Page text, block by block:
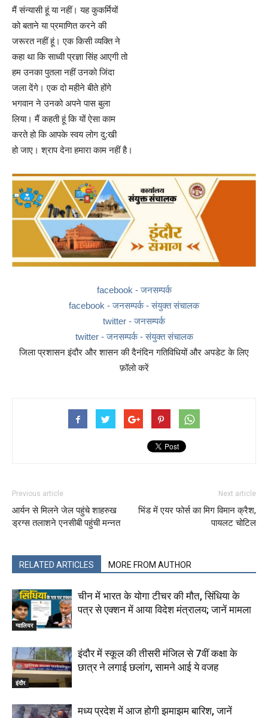
मैं संन्यासी हूं या नहीं। यह कुकर्मियों
को बताने या प्रमाणित करने की
जरूरत नहीं हूं। एक किसी व्यक्ति ने
कहा था कि साध्वी प्रज्ञा सिंह आएगी तो
हम उनका पुतला नहीं उनको जिंदा
जला देंगे। एक दो महीने बीते होंगे
भगवान ने उनको अपने पास बुला
लिया। मैं कहती हूं कि यों ऐसा काम
करते हो कि आपके स्वय लोग दु:खी
हो जाए। श्राप देना हमारा काम नहीं है।
facebook - जनसम्पर्क
facebook - जनसम्पर्क - संयुक्त संचालक
twitter - जनसम्पर्क
twitter - जनसम्पर्क - संयुक्त संचालक
जिला प्रशासन इंदौर और शासन की दैनंदिन गतिविधियों और अपडेट के लिए
फ़ॉलो करें
Previous article
आर्यन से मिलने जेल पहुंचे शाहरुख
ड्रग्स तलाशने एनसीबी पहुंची मन्नत
Next article
भिंड में एयर फोर्स का मिग विमान क्रैश,
पायलट चोटिल
RELATED ARTICLES MORE FROM AUTHOR
ग्वालियर
चीन में भारत के योगा टीचर की मौत, सिंधिया के
पत्र से एक्शन में आया विदेश मंत्रालय; जानें मामला
इंदौर
इंदौर में स्कूल की तीसरी मंजिल से 7वीं कक्षा के
छात्र ने लगाई छलांग, सामने आई ये वजह
मध्य प्रदेश में आज होगी झमाझम बारिश, जानें